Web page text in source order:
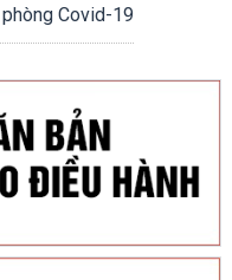
Covid-19